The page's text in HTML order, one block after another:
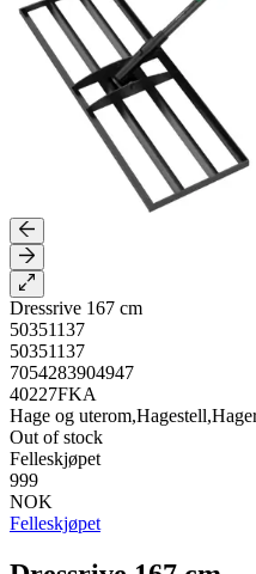
Dressrive 167 cm
50351137
50351137
7054283904947
40227FKA
Hage og
Out of stock
Felleskjøpet
999
NOK
Felleskjøpet